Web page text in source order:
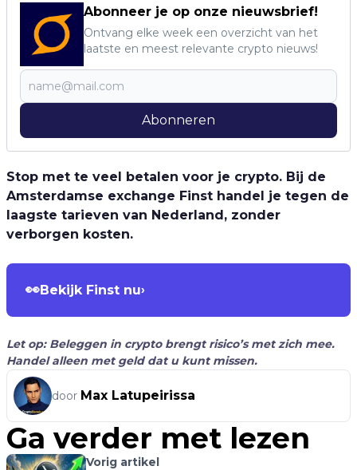
Abonneer je op onze nieuwsbrief!
Ontvang elke week een overzicht van het
laatste en meest relevante crypto nieuws!
Abonneren
Stop met te veel betalen voor je crypto. Bij de
Amsterdamse exchange Finst handel je tegen de
laagste tarieven van Nederland, zonder
verborgen kosten.
👀Bekijk Finst nu›
Let op: Beleggen in crypto brengt risico’s met zich mee.
Handel alleen met geld dat u kunt missen.
door Max Latupeirissa
Ga verder met lezen
Vorig artikel